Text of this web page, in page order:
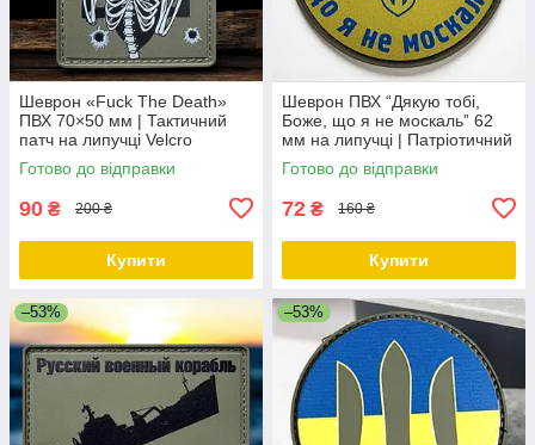
Шеврон «Fuck The Death»
ПВХ 70×50 мм | Тактичний
патч на липучці Velcro
Готово до відправки
90 ₴ 200 ₴
Купити
Шеврон ПВХ “Дякую тобі,
Боже, що я не москаль” 62
мм на липучці | Патріотичний
патч Україна
Готово до відправки
72 ₴ 160 ₴
Купити
–53% –53%